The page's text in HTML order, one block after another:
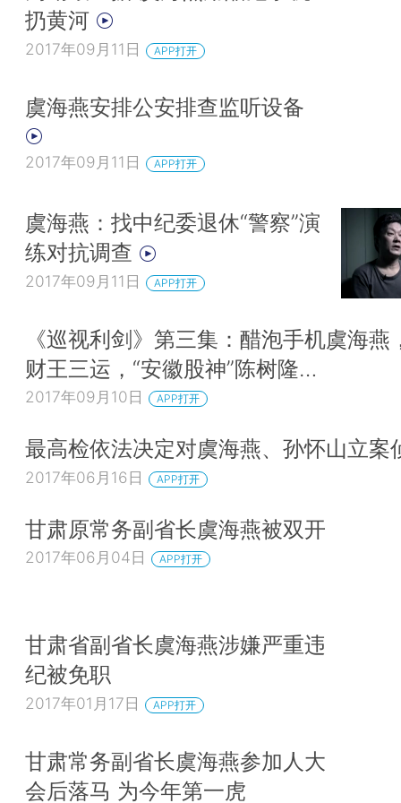
扔黄河
2017年09月11日 APP打开
虞海燕安排公安排查监听设备
2017年09月11日 APP打开
虞海燕：找中纪委退休“警察”演
练对抗调查
2017年09月11日 APP打开
《巡视利剑》第三集：醋泡手机虞海燕
财王三运，“安徽股神”陈树隆…
2017年09月10日 APP打开
最高检依法决定对虞海燕、孙怀山立案
2017年06月16日 APP打开
甘肃原常务副省长虞海燕被双开
2017年06月04日 APP打开
甘肃省副省长虞海燕涉嫌严重违
纪被免职
2017年01月17日 APP打开
甘肃常务副省长虞海燕参加人大
会后落马 为今年第一虎